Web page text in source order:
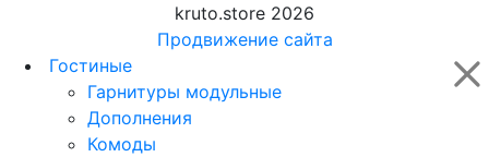
kruto.store 2026
Продвижение сайта
Гостиные
Гарнитуры модульные
Дополнения
Комоды